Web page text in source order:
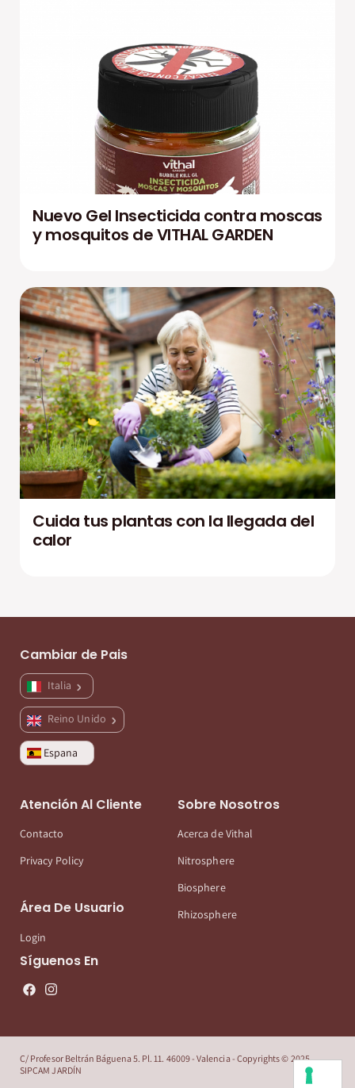
Nuevo Gel Insecticida contra moscas
y mosquitos de VITHAL GARDEN
Cuida tus plantas con la llegada del
calor
Cambiar de Pais
Italia
Reino Unido
Espana
Atención Al Cliente
Contacto
Privacy Policy
Área De Usuario
Login
Sobre Nosotros
Acerca de Vithal
Nitrosphere
Biosphere
Rhizosphere
Síguenos En
C/ Profesor Beltrán Báguena 5. Pl. 11. 46009 - Valencia - Copyrights © 2025
SIPCAM JARDÍN